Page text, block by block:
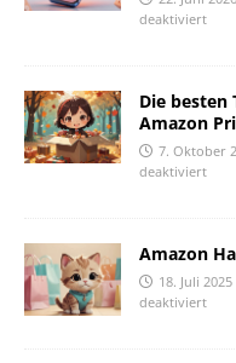
deaktiviert
Die besten
Amazon
7. Oktober
deaktiviert
Amazon
18. Juli 2025
deaktiviert